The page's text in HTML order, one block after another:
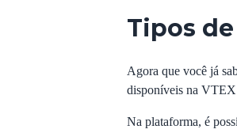
Tipos
Agora que você já
disponíveis na VTEX
Na plataforma, é